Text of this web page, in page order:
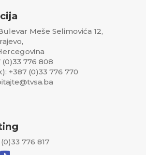
Meše Selimovića 12,
(0)33 776 808
+387 (0)33 776 770
776 817